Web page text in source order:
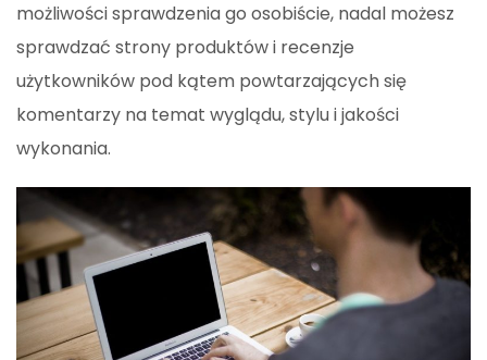
możliwości sprawdzenia go osobiście, nadal możesz
sprawdzać strony produktów i recenzje
użytkowników pod kątem powtarzających się
komentarzy na temat wyglądu, stylu i jakości
wykonania.